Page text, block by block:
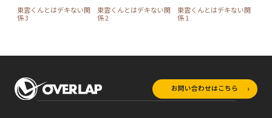
東雲くんとはデキない関
係 3
東雲くんとはデキない関
係 2
東雲くんとはデキない関
係 1
お問い合わせはこちら